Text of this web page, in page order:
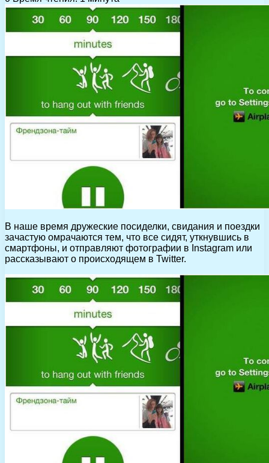
В наше время дружеские посиделки, свидания и поездки
зачастую омрачаются тем, что все сидят, уткнувшись в
смартфоны, и отправляют фотографии в Instagram или
рассказывают о происходящем в Twitter.